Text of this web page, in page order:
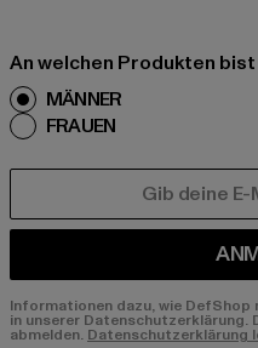
An welchen Produkten
MÄNNER
FRAUEN
Informationen dazu, wie
in unserer
abmelden. Datenschutzerklärung